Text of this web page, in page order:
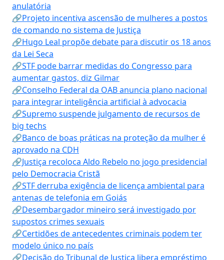
anulatória
🔗Projeto incentiva ascensão de mulheres a postos
de comando no sistema de Justiça
🔗Hugo Leal propõe debate para discutir os 18 anos
da Lei Seca
🔗STF pode barrar medidas do Congresso para
aumentar gastos, diz Gilmar
🔗Conselho Federal da OAB anuncia plano nacional
para integrar inteligência artificial à advocacia
🔗Supremo suspende julgamento de recursos de
big techs
🔗Banco de boas práticas na proteção da mulher é
aprovado na CDH
🔗Justiça recoloca Aldo Rebelo no jogo presidencial
pelo Democracia Cristã
🔗STF derruba exigência de licença ambiental para
antenas de telefonia em Goiás
🔗Desembargador mineiro será investigado por
supostos crimes sexuais
🔗Certidões de antecedentes criminais podem ter
modelo único no país
🔗Decisão do Tribunal de Justiça libera empréstimo